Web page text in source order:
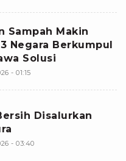
Sampah Makin
Negara Berkumpul
Solusi
- 01:15
Disalurkan
- 03:40